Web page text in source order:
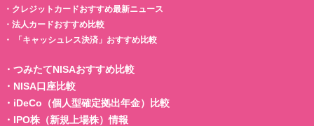
・ クレジットカードおすすめ最新ニュース
・ 法人カードおすすめ比較
・
「キャッシュレス決済」おすすめ比較
・ つみたてNISAおすすめ比較
・ NISA口座比較
・ iDeCo（個人型確定拠出年金）比較
・ IPO株（新規上場株）情報